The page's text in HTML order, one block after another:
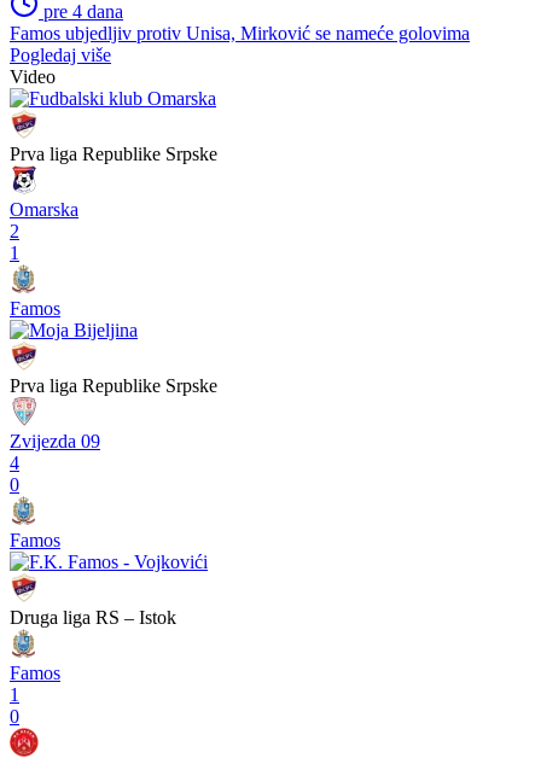
pre 4 dana
Famos ubjedljiv protiv Unisa, Mirković se nameće golovima
Pogledaj više
Video
Prva liga Republike Srpske
Omarska
2
1
Famos
Prva liga Republike Srpske
Zvijezda 09
4
0
Famos
Druga liga RS – Istok
Famos
1
0